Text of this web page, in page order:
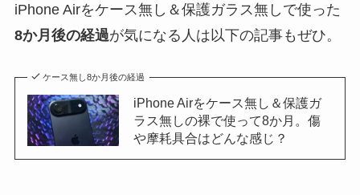
iPhone Airをケース無し＆保護ガラス無しで使った
8か月後の経過が気になる人は以下の記事もぜひ。
ケース無し8か月後の経過
iPhone Airをケース無し＆保護ガ
ラス無しの裸で使って8か月。傷
や摩耗具合はどんな感じ？